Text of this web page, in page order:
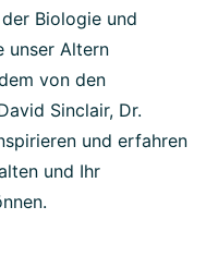
Biologie und
unser Altern
von den
Sinclair, Dr.
und erfahren
und Ihr